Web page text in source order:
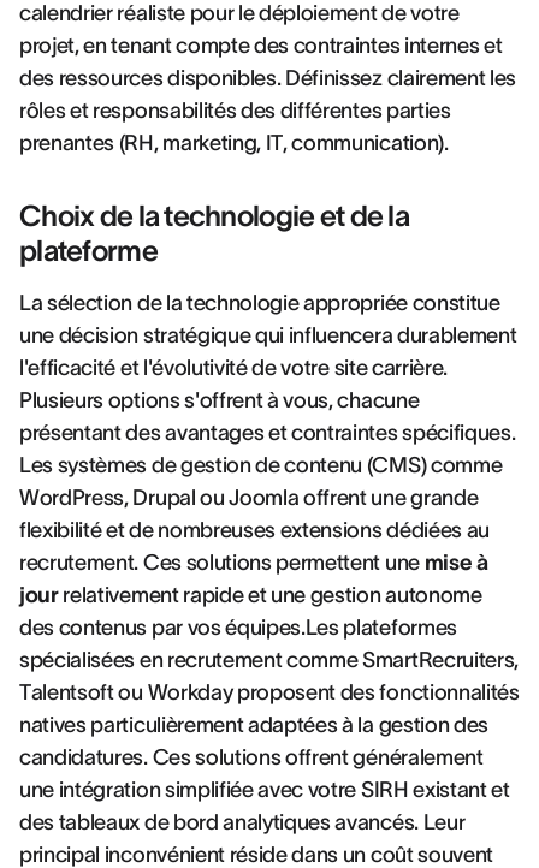
calendrier réaliste pour le déploiement de votre
projet, en tenant compte des contraintes internes et
des ressources disponibles. Définissez clairement les
rôles et responsabilités des différentes parties
prenantes (RH, marketing, IT, communication).
Choix de la technologie et de la
plateforme
La sélection de la technologie appropriée constitue
une décision stratégique qui influencera durablement
l'efficacité et l'évolutivité de votre site carrière.
Plusieurs options s'offrent à vous, chacune
présentant des avantages et contraintes spécifiques.
Les systèmes de gestion de contenu (CMS) comme
WordPress, Drupal ou Joomla offrent une grande
flexibilité et de nombreuses extensions dédiées au
recrutement. Ces solutions permettent une mise à
jourrelativement rapide et une gestion autonome
des contenus par vos équipes.Les plateformes
spécialisées en recrutement comme SmartRecruiters,
Talentsoft ou Workday proposent des fonctionnalités
natives particulièrement adaptées à la gestion des
candidatures. Ces solutions offrent généralement
une intégration simplifiée avec votre SIRH existant et
des tableaux de bord analytiques avancés. Leur
principal inconvénient réside dans un coût souvent